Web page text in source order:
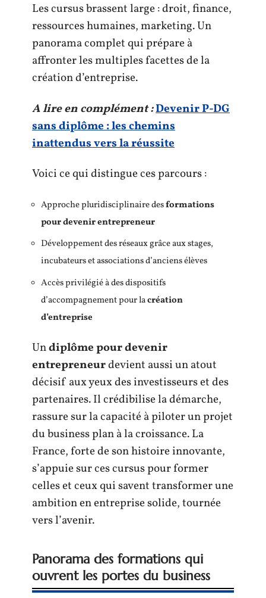
Les cursus brassent large : droit, finance,
ressources humaines, marketing. Un
panorama complet qui prépare à
affronter les multiples facettes de la
création d’entreprise.
A lire en complément :Devenir P-DG
sans diplôme : les chemins
inattendus vers la réussite
Voici ce qui distingue ces parcours :
Approche pluridisciplinaire desformations
pour devenir entrepreneur
Développement des réseaux grâce aux stages,
incubateurs et associations d’anciens élèves
Accès privilégié à des dispositifs
d’accompagnement pour lacréation
d’entreprise
Undiplôme pour devenir
entrepreneurdevient aussi un atout
décisif aux yeux des investisseurs et des
partenaires. Il crédibilise la démarche,
rassure sur la capacité à piloter un projet
du business plan à la croissance. La
France, forte de son histoire innovante,
s’appuie sur ces cursus pour former
celles et ceux qui savent transformer une
ambition en entreprise solide, tournée
vers l’avenir.
Panorama des formations qui
ouvrent les portes du business